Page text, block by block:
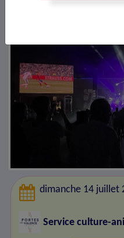
dimanche 14 juillet
Service culture-